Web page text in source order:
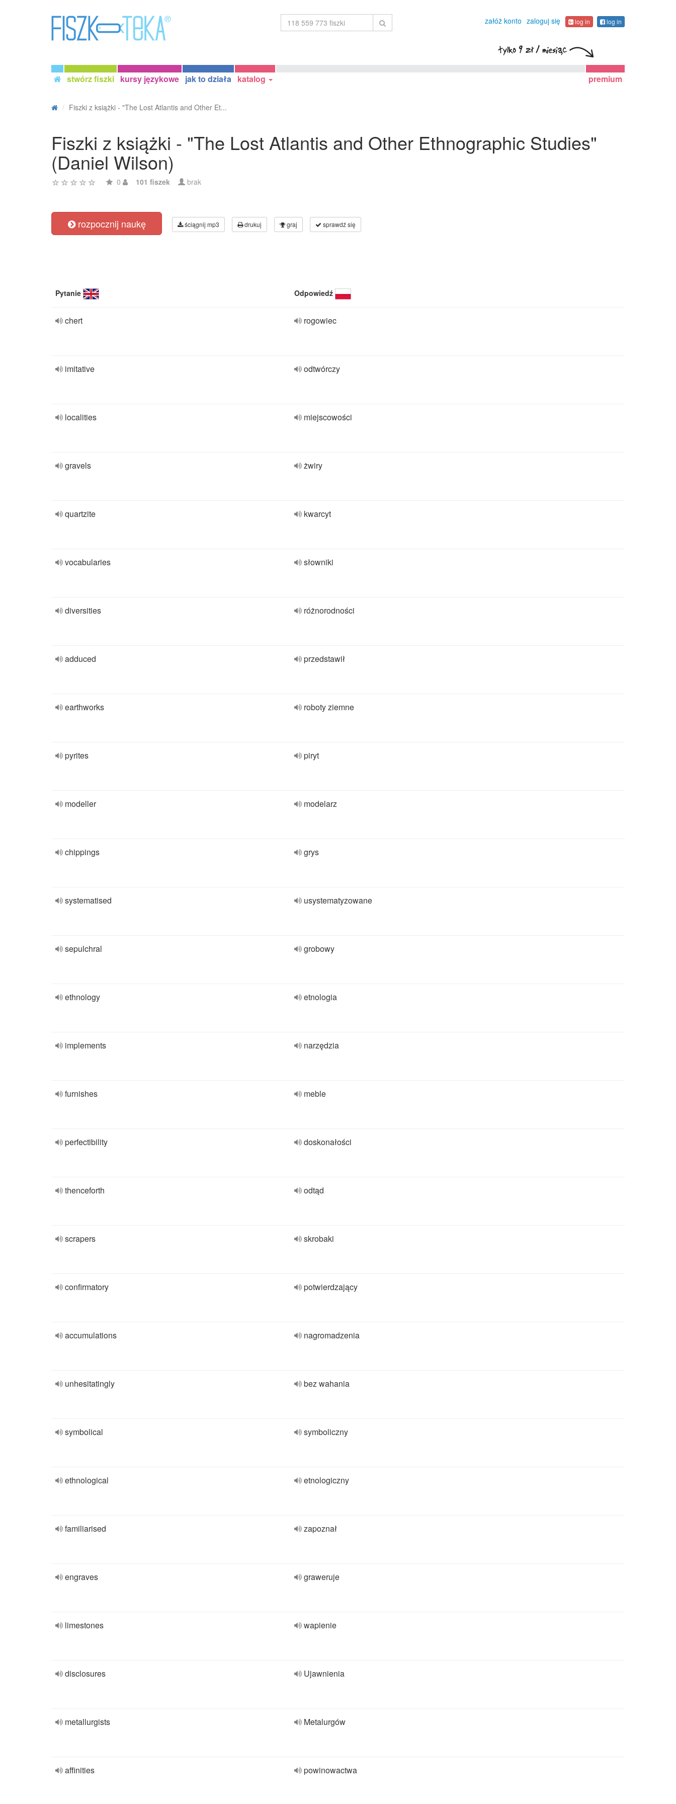
załóż konto zaloguj się log in log in
stwórz fiszki kursy językowe jak to działa katalog premium
Fiszki z książki - "The Lost Atlantis and Other Et...
Fiszki z książki - "The Lost Atlantis and Other Ethnographic Studies"
(Daniel Wilson)
0 101 fiszek brak
rozpocznij naukę ściągnij mp3 drukuj graj sprawdź się
Pytanie Odpowiedź
chert rogowiec
imitative odtwórczy
localities miejscowości
gravels żwiry
quartzite kwarcyt
vocabularies słowniki
diversities różnorodności
adduced przedstawił
earthworks roboty ziemne
pyrites piryt
modeller modelarz
chippings grys
systematised usystematyzowane
sepulchral grobowy
ethnology etnologia
implements narzędzia
furnishes meble
perfectibility doskonałości
thenceforth odtąd
scrapers skrobaki
confirmatory potwierdzający
accumulations nagromadzenia
unhesitatingly bez wahania
symbolical symboliczny
ethnological etnologiczny
familiarised zapoznał
engraves graweruje
limestones wapienie
disclosures Ujawnienia
metallurgists Metalurgów
affinities powinowactwa